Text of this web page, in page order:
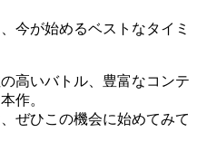
今が始めるベストなタイミ
高いバトル、豊富なコンテ
作。
ぜひこの機会に始めてみて